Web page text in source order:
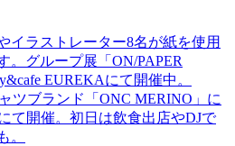
イラストレーター8名が紙を使用
。グループ展「ON/PAPER
EUREKAにて開催中。
ツブランド「ONC MERINO」に
て開催。初日は飲食出店やDJで
。